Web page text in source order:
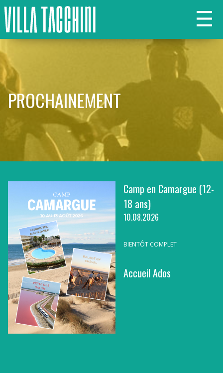
PROCHAINEMENT
Camp en Camargue (12-
18 ans)
10.08.2026
BIENTÔT COMPLET
Accueil Ados